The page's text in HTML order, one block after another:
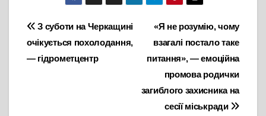
Навігація
записів
«Я не розумію, чому
взагалі постало таке
питання», — емоційна
промова родички
загиблого захисника на
сесії міськради
З суботи на Черкащині
очікується похолодання,
— гідрометцентр